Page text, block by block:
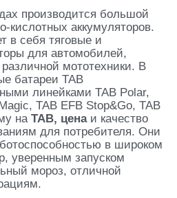
производится большой
кислотных аккумуляторов.
в себя тяговые и
для автомобилей,
различной мототехники. В
батареи TAB
линейками TAB Polar,
TAB EFB Stop&Go, TAB
на TAB, ценаи качество
для потребителя. Они
в широком
уверенным запуском
мороз, отличной